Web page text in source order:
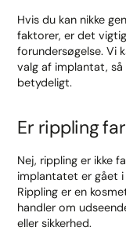
Hvis du kan nikke
faktorer, er det
forundersøgelse. Vi
valg af implantat,
betydeligt.
Er rippling
Nej, rippling er ikke
implantatet er gået
Rippling er en
handler om
eller sikkerhed.